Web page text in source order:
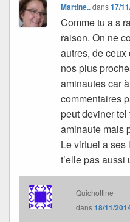
Martine..dans17/
Comme tu a s
raison. On ne
autres, de
nos plus
aminautes car
commentaires
peut deviner
aminaute mais
Le virtuel a ses
t’elle pas
Quichottine
dans18/11/